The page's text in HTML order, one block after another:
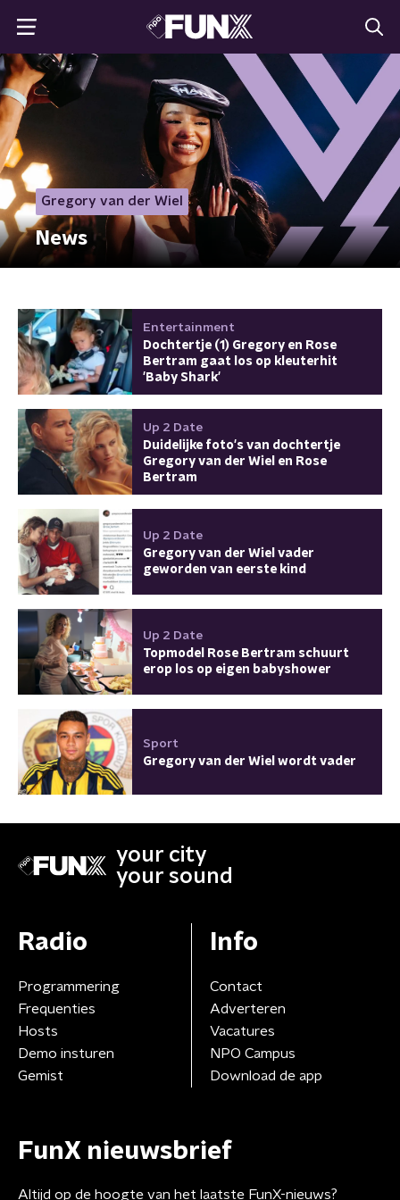
Gregory van der Wiel
News
Entertainment
Dochtertje (1) Gregory en Rose
Bertram gaat los op kleuterhit
'Baby Shark'
Up 2 Date
Duidelijke foto's van dochtertje
Gregory van der Wiel en Rose
Bertram
Up 2 Date
Gregory van der Wiel vader
geworden van eerste kind
Up 2 Date
Topmodel Rose Bertram schuurt
erop los op eigen babyshower
Sport
Gregory van der Wiel wordt vader
your city
your sound
Radio
Programmering
Frequenties
Hosts
Demo insturen
Gemist
Info
Contact
Adverteren
Vacatures
NPO Campus
Download de app
FunX nieuwsbrief
Altijd op de hoogte van het laatste FunX-nieuws?